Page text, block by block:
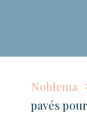
Noblema
pavés